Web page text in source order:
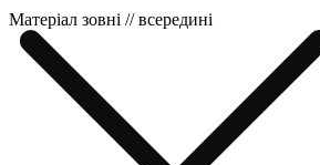
Матеріал зовні // всередині